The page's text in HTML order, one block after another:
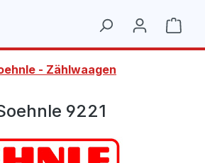
- Zählwaagen
9221